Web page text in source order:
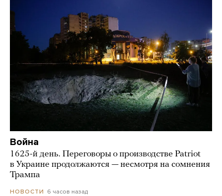
Война
1625-й день. Переговоры о производстве Patriot
в Украине продолжаются — несмотря на сомнения
Трампа
НОВОСТИ 6 часов назад